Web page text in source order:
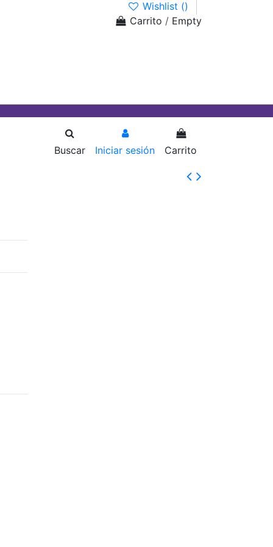
Wishlist ()
Carrito / Empty
Buscar Iniciar sesión Carrito